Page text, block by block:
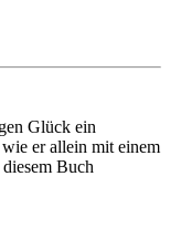
Glück ein
er allein mit einem
Buch